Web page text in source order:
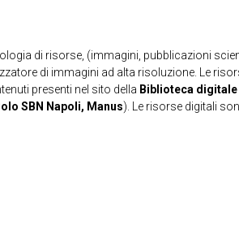
di risorse, (immagini, pubblicazioni
di immagini ad alta risoluzione. Le
presenti nel sito della Biblioteca digitale
SBN Napoli, Manus). Le risorse digitali